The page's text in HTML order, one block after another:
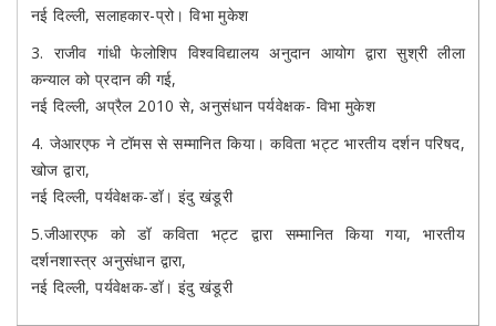
नई दिल्ली, सलाहकार-प्रो। विभा मुकेश
3. राजीव गांधी फेलोशिप विश्वविद्यालय अनुदान आयोग द्वारा सुश्री लीला
कन्याल को प्रदान की गई,
नई दिल्ली, अप्रैल 2010 से, अनुसंधान पर्यवेक्षक- विभा मुकेश
4. जेआरएफ ने टॉमस से सम्मानित किया। कविता भट्ट भारतीय दर्शन परिषद,
खोज द्वारा,
नई दिल्ली, पर्यवेक्षक-डॉ। इंदु खंडूरी
5.जीआरएफ को डॉ कविता भट्ट द्वारा सम्मानित किया गया, भारतीय
दर्शनशास्त्र अनुसंधान द्वारा,
नई दिल्ली, पर्यवेक्षक-डॉ। इंदु खंडूरी